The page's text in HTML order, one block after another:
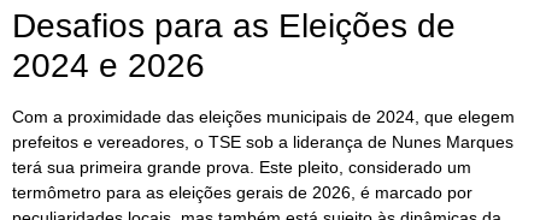
Desafios para as Eleições de
2024 e 2026
Com a proximidade das eleições municipais de 2024, que elegem
prefeitos e vereadores, o TSE sob a liderança de Nunes Marques
terá sua primeira grande prova. Este pleito, considerado um
termômetro para as eleições gerais de 2026, é marcado por